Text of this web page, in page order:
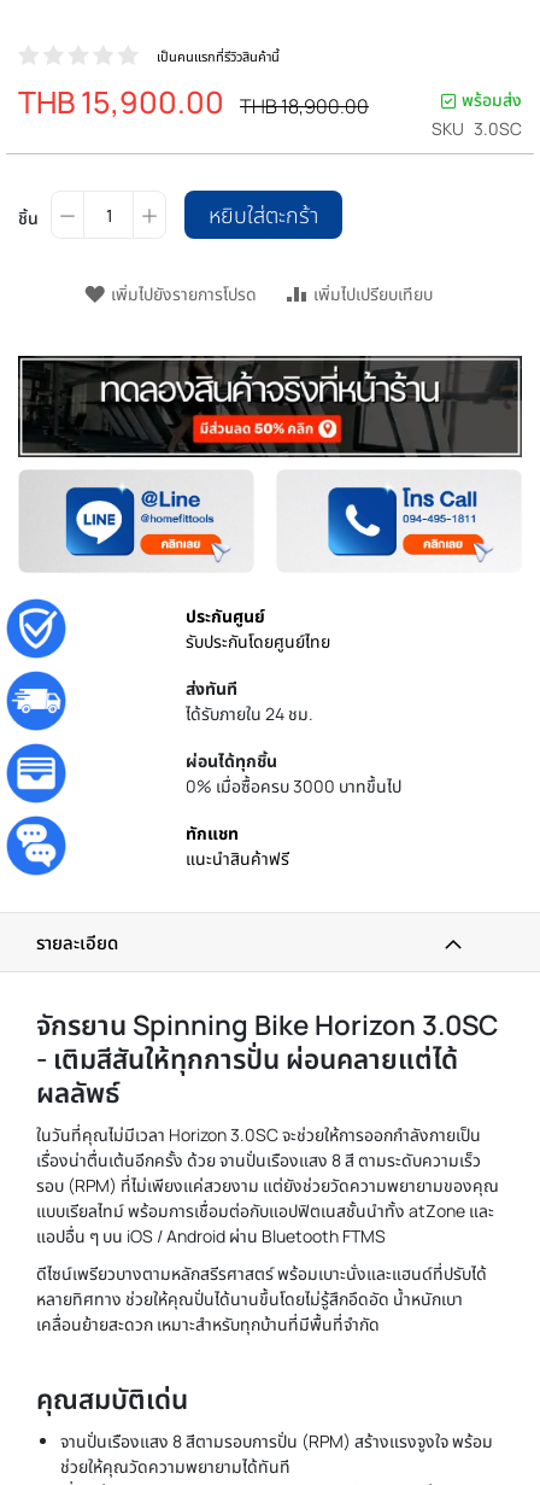
เป็นคนแรกที่รีวิวสินค้านี้
ราคา
THB 15,900.00
ราคา
THB 18,900.00
พร้อมส่ง
SKU 3.0SC
ชิ้น หยิบใส่ตะกร้า
เพิ่มไปยังรายการโปรด เพิ่มไปเปรียบเทียบ
ประกันศูนย์
รับประกันโดยศูนย์ไทย
ส่งทันที
ได้รับภายใน 24 ชม.
ผ่อนได้ทุกชิ้น
0% เมื่อซื้อครบ 3000 บาทขึ้นไป
ทักแชท
แนะนำสินค้าฟรี
รายละเอียด
จักรยาน Spinning Bike Horizon 3.0SC
- เติมสีสันให้ทุกการปั่น ผ่อนคลายแต่ได้
ผลลัพธ์
ในวันที่คุณไม่มีเวลา Horizon 3.0SC จะช่วยให้การออกกำลังกายเป็น
เรื่องน่าตื่นเต้นอีกครั้ง ด้วย จานปั่นเรืองแสง 8 สี ตามระดับความเร็ว
รอบ (RPM) ที่ไม่เพียงแค่สวยงาม แต่ยังช่วยวัดความพยายามของคุณ
แบบเรียลไทม์ พร้อมการเชื่อมต่อกับแอปฟิตเนสชั้นนำทั้ง atZone และ
แอปอื่น ๆ บน iOS / Android ผ่าน Bluetooth FTMS
ดีไซน์เพรียวบางตามหลักสรีรศาสตร์ พร้อมเบาะนั่งและแฮนด์ที่ปรับได้
หลายทิศทาง ช่วยให้คุณปั่นได้นานขึ้นโดยไม่รู้สึกอึดอัด น้ำหนักเบา
เคลื่อนย้ายสะดวก เหมาะสำหรับทุกบ้านที่มีพื้นที่จำกัด
คุณสมบัติเด่น
จานปั่นเรืองแสง 8 สีตามรอบการปั่น (RPM) สร้างแรงจูงใจ พร้อม
ช่วยให้คุณวัดความพยายามได้ทันที